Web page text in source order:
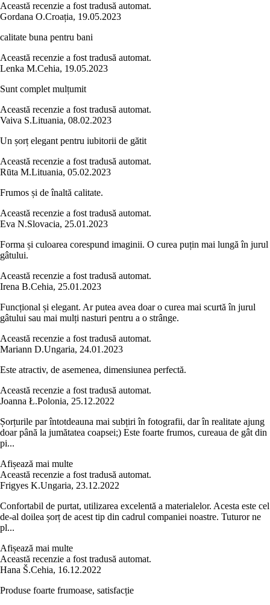
Această recenzie a fost tradusă automat.
Gordana O.Croația, 19.05.2023
calitate buna pentru bani
Această recenzie a fost tradusă automat.
Lenka M.Cehia, 19.05.2023
Sunt complet mulțumit
Această recenzie a fost tradusă automat.
Vaiva S.Lituania, 08.02.2023
Un șorț elegant pentru iubitorii de gătit
Această recenzie a fost tradusă automat.
Rūta M.Lituania, 05.02.2023
Frumos și de înaltă calitate.
Această recenzie a fost tradusă automat.
Eva N.Slovacia, 25.01.2023
Forma și culoarea corespund imaginii. O curea puțin mai lungă în jurul
gâtului.
Această recenzie a fost tradusă automat.
Irena B.Cehia, 25.01.2023
Funcțional și elegant. Ar putea avea doar o curea mai scurtă în jurul
gâtului sau mai mulți nasturi pentru a o strânge.
Această recenzie a fost tradusă automat.
Mariann D.Ungaria, 24.01.2023
Este atractiv, de asemenea, dimensiunea perfectă.
Această recenzie a fost tradusă automat.
Joanna Ł.Polonia, 25.12.2022
Șorțurile par întotdeauna mai subțiri în fotografii, dar în realitate ajung
doar până la jumătatea coapsei;) Este foarte frumos, cureaua de gât din
pi...
Afișează mai multe
Această recenzie a fost tradusă automat.
Frigyes K.Ungaria, 23.12.2022
Confortabil de purtat, utilizarea excelentă a materialelor. Acesta este cel
de-al doilea șorț de acest tip din cadrul companiei noastre. Tuturor ne
pl...
Afișează mai multe
Această recenzie a fost tradusă automat.
Hana Š.Cehia, 16.12.2022
Produse foarte frumoase, satisfacție